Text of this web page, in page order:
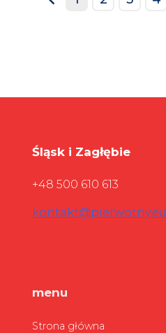
prev
Śląsk i Zagłębie
+48 500 610 613
kontakt@pierwotny.eu
menu
Strona główna